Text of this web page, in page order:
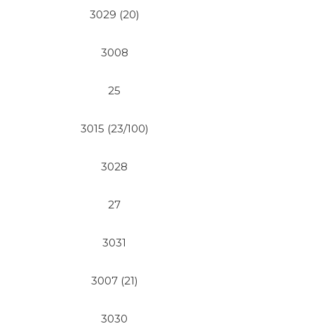
3029 (20)
3008
25
3015 (23/100)
3028
27
3031
3007 (21)
3030